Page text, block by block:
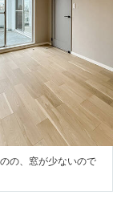
の、窓が少ないので